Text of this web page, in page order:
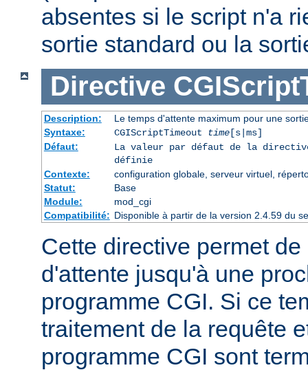
absentes si le script n'a
sortie standard ou la
Directive
Description:
Le temps d'attente maximum pour une
Syntaxe:
CGIScriptTimeout time[s|ms]
Défaut:
La valeur par défaut de la
définie
Contexte:
configuration globale, serveur virtuel,
Statut:
Base
Module:
mod_cgi
Compatibilité: Disponible à partir de la version 2.4.59 du
Cette directive permet
d'attente jusqu'à une
programme CGI. Si ce
traitement de la requête
programme CGI sont